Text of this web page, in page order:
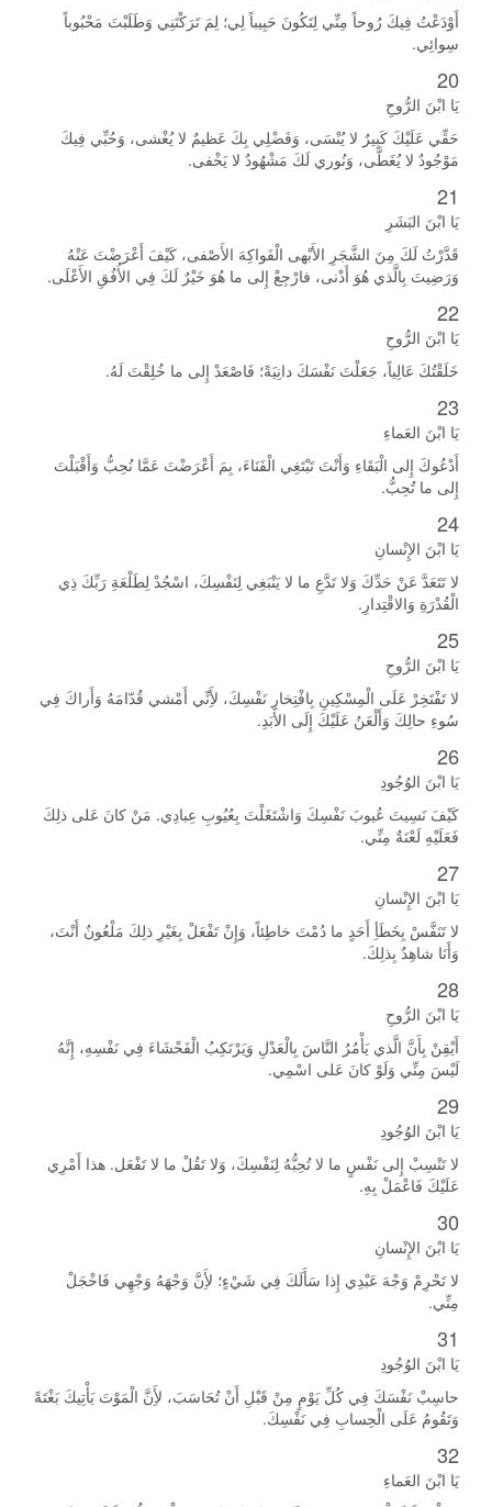
أَوْدَعْتُ فِيكَ رُوحاً مِنِّي لِتَكُونَ حَبِيباً لِي؛ لِمَ تَرَكْتَنِي وَطَلَبْتَ مَحْبُوباً
سِوائِي.
20
يَا ابْنَ الرُّوحِ
حَقِّي عَلَيْكَ كَبِيرٌ لا يُنْسَى، وَفَضْلِي بِكَ عَظيمٌ لا يُغْشى، وَحُبِّي فِيكَ
مَوْجُودٌ لا يُغَطَّى، وَنُوري لَكَ مَشْهُودٌ لا يَخْفى.
21
يَا ابْنَ البَشَرِ
قَدَّرْتُ لَكَ مِنَ الشَّجَرِ الأَبْهى الْفَواكِهَ الأَصْفى، كَيْفَ أَعْرَضْتَ عَنْهُ
وَرَضِيتَ بِالَّذي هُوَ أَدْنى، فارْجِعْ إِلى ما هُوَ خَيْرٌ لَكَ فِي الأُفُقِ الأَعْلَى.
22
يَا ابْنَ الرُّوحِ
خَلَقْتُكَ عَالِياً، جَعَلْتَ نَفْسَكَ دانِيَةً؛ فَاصْعَدْ إِلى ما خُلِقْتَ لَهُ.
23
يَا ابْنَ العَماءِ
أَدْعُوكَ إِلى الْبَقَاءِ وَأَنْتَ تَبْتَغِي الْفَنَاءَ، بِمَ أَعْرَضْتَ عَمَّا نُحِبُّ وَأَقْبَلْتَ
إِلى ما تُحِبُّ.
24
يَا ابْنَ الإِنْسانِ
لا تَتَعَدَّ عَنْ حَدِّكَ وَلا تَدَّعِ ما لا يَنْبَغِي لِنَفْسِكَ، اسْجُدْ لِطَلْعَةِ رَبِّكَ ذِي
الْقُدْرَةِ وَالاقْتِدارِ.
25
يَا ابْنَ الرُّوحِ
لا تَفْتَخِرْ عَلَى الْمِسْكِينِ بِافْتِخارِ نَفْسِكَ، لأَِنِّي أَمْشي قُدّامَهُ وَأَراكَ فِي
سُوءِ حالِكَ وَأَلْعَنُ عَلَيْكَ إِلَى الأَبَدِ.
26
يَا ابْنَ الوُجُودِ
كَيْفَ نَسِيتَ عُيوبَ نَفْسِكَ وَاشْتَغَلْتَ بِعُيُوبِ عِبادِي. مَنْ كانَ عَلى ذلِكَ
فَعَلَيْهِ لَعْنَةٌ مِنِّي.
27
يَا ابْنَ الإِنْسانِ
لا تَنَفَّسْ بِخَطَأِ أَحَدٍ ما دُمْتَ خاطِئاً، وَإِنْ تَفْعَلْ بِغَيْرِ ذلِكَ مَلْعُونٌ أَنْتَ،
وَأَنَا شاهِدٌ بِذلِكَ.
28
يَا ابْنَ الرُّوحِ
أَيْقِنْ بِأَنَّ الَّذي يَأْمُرُ النَّاسَ بِالْعَدْلِ وَيَرْتَكِبُ الْفَحْشَاءَ فِي نَفْسِهِ، إِنَّهُ
لَيْسَ مِنِّي وَلَوْ كانَ عَلى اسْمِي.
29
يَا ابْنَ الوُجُودِ
لا تَنْسِبْ إِلى نَفْسٍ ما لا تُحِبُّهُ لِنَفْسِكَ، وَلا تَقُلْ ما لا تَفْعَل. هذا أَمْرِي
عَلَيْكَ فَاعْمَلْ بِهِ.
30
يَا ابْنَ الإِنْسانِ
لا تَحْرِمْ وَجْهَ عَبْدِي إِذا سَأَلَكَ فِي شَيْءٍ؛ لأَِنَّ وَجْهَهُ وَجْهِي فَاخْجَلْ
مِنِّي.
31
يَا ابْنَ الوُجُودِ
حاسِبْ نَفْسَكَ فِي كُلِّ يَوْمٍ مِنْ قَبْلِ أَنْ تُحَاسَبَ، لأَِنَّ الْمَوْتَ يَأْتِيكَ بَغْتَةً
وَتَقُومُ عَلَى الْحِسابِ فِي نَفْسِكَ.
32
يَا ابْنَ العَماءِ